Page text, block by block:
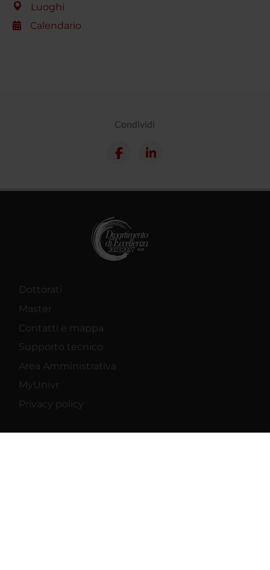
Luoghi
Calendario
Condividi
Dottorati
Master
Contatti e mappa
Supporto tecnico
Area Amministrativa
MyUnivr
Privacy policy